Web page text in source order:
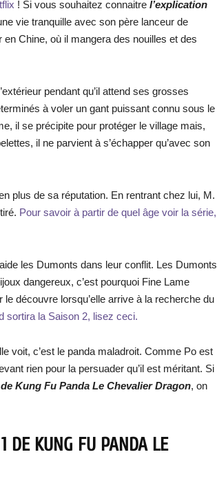
! Si vous souhaitez connaitre l’explication
vie tranquille avec son père lanceur de
Chine, où il mangera des nouilles et des
pendant qu’il attend ses grosses
à voler un gant puissant connu sous le
il se précipite pour protéger le village mais,
il ne parvient à s’échapper qu’avec son
plus de sa réputation. En rentrant chez lui, M.
Pour savoir à partir de quel âge voir la série,
les Dumonts dans leur conflit. Les Dumonts
dangereux, c’est pourquoi Fine Lame
découvre lorsqu’elle arrive à la recherche du
sortira la Saison 2, lisez ceci.
voit, c’est le panda maladroit. Comme Po est
rien pour la persuader qu’il est méritant. Si
Kung Fu Panda Le Chevalier Dragon, on
DE KUNG FU PANDA LE